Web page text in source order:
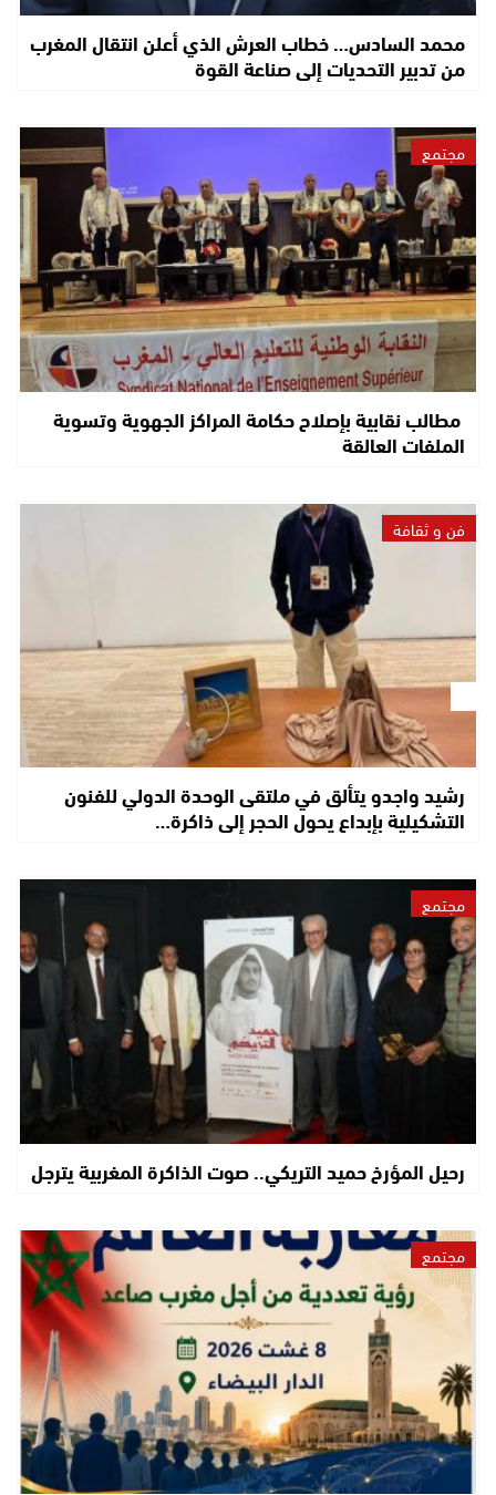
محمد السادس… خطاب العرش الذي أعلن انتقال المغرب
من تدبير التحديات إلى صناعة القوة
مجتمع
مطالب نقابية بإصلاح حكامة المراكز الجهوية وتسوية
الملفات العالقة
فن و ثقافة
رشيد واجدو يتألق في ملتقى الوحدة الدولي للفنون
التشكيلية بإبداع يحول الحجر إلى ذاكرة…
مجتمع
رحيل المؤرخ حميد التريكي.. صوت الذاكرة المغربية يترجل
مجتمع